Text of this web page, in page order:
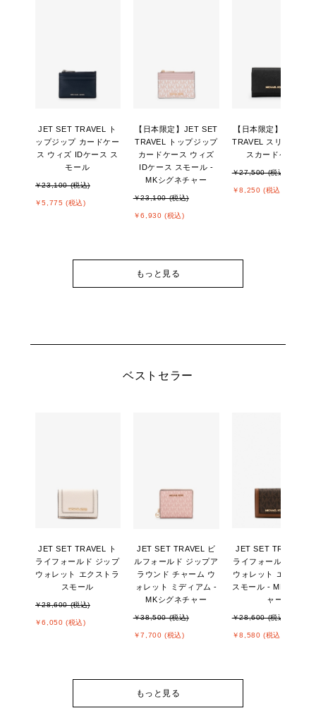
JET SET TRAVEL ト
ップジップ カードケー
ス ウィズ IDケース ス
モール
￥23,100 (税込)
￥5,775 (税込)
【日本限定】JET SET
TRAVEL トップジップ
カードケース ウィズ
IDケース スモール -
MKシグネチャー
￥23,100 (税込)
￥6,930 (税込)
【日本限定】JET SET
TRAVEL スリム ビジ
スカードケース
￥27,500 (税込)
￥8,250 (税込)
もっと見る
ベストセラー
JET SET TRAVEL ト
ライフォールド ジップ
ウォレット エクストラ
スモール
￥28,600 (税込)
￥6,050 (税込)
JET SET TRAVEL ビ
ルフォールド ジップア
ラウンド チャーム ウ
ォレット ミディアム -
MKシグネチャー
￥38,500 (税込)
￥7,700 (税込)
JET SET TRAVEL ト
ライフォールド ジッ
ウォレット エクスト
スモール - MKシグネ
ャー
￥28,600 (税込)
￥8,580 (税込)
もっと見る